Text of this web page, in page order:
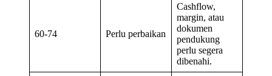
60-74 Perlu perbaikan
Cashflow,
margin, atau
dokumen
pendukung
perlu segera
dibenahi.